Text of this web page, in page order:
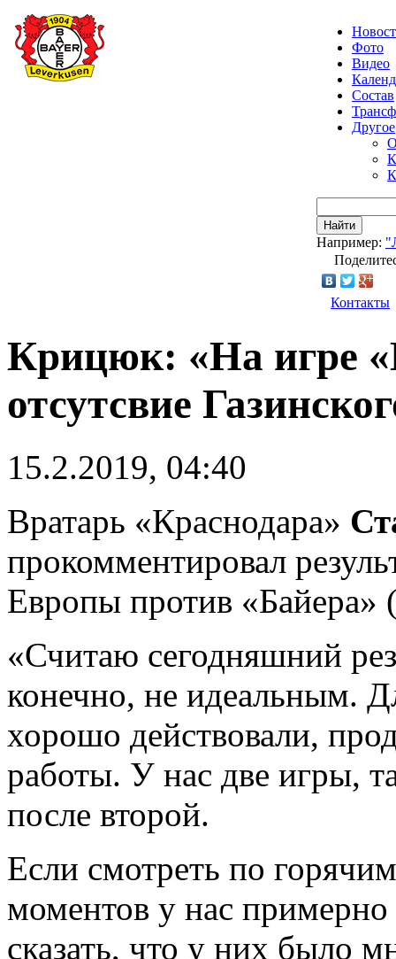
Фото
Видео
Состав
Другое
Найти
Например:
Контакты
Крицюк: «На игре
отсутсвие
15.2.2019, 04:40
Вратарь «Краснодара»
прокомментировал
Европы против «Байера»
«Считаю сегодняшний
конечно, не идеальным.
хорошо действовали,
работы. У нас две игры,
после второй.
Если смотреть по
моментов у нас
сказать, что у них было